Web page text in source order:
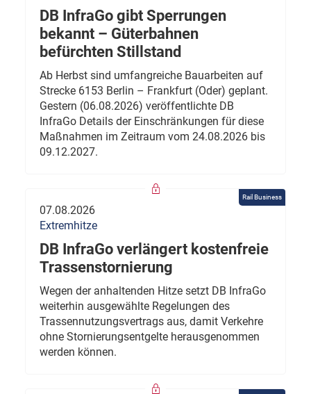
DB InfraGo gibt Sperrungen
bekannt – Güterbahnen
befürchten Stillstand
Ab Herbst sind umfangreiche Bauarbeiten auf
Strecke 6153 Berlin – Frankfurt (Oder) geplant.
Gestern (06.08.2026) veröffentlichte DB
InfraGo Details der Einschränkungen für diese
Maßnahmen im Zeitraum vom 24.08.2026 bis
09.12.2027.
Rail Business
07.08.2026
Extremhitze
DB InfraGo verlängert kostenfreie
Trassenstornierung
Wegen der anhaltenden Hitze setzt DB InfraGo
weiterhin ausgewählte Regelungen des
Trassennutzungsvertrags aus, damit Verkehre
ohne Stornierungsentgelte herausgenommen
werden können.